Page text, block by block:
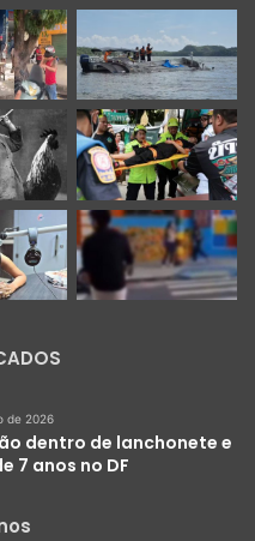
de 2026
dentro de lanchonete e
7 anos no DF